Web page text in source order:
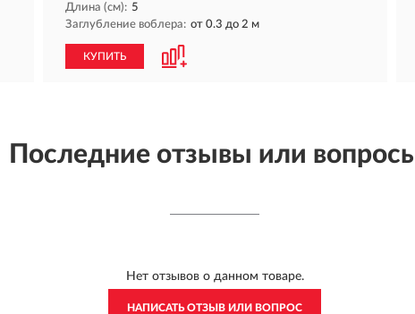
Длина (см): 5
Заглубление воблера: от 0.3 до 2 м
КУПИТЬ
Последние отзывы или
Нет отзывов о данном товаре.
НАПИСАТЬ ОТЗЫВ ИЛИ ВОПРОС